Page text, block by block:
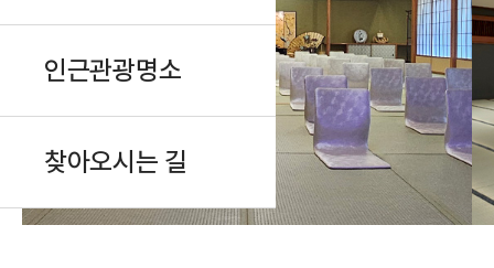
인근관광명소
찾아오시는 길